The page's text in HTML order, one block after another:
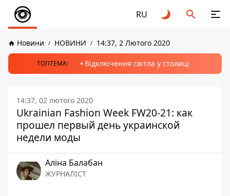
RU
Новини НОВИНИ 14:37, 2 Лютого 2020
ТОПТЕМА: Відключення світла у столиці
14:37, 02 лютого 2020
Ukrainian Fashion Week FW20-21: как
прошел первый день украинской
недели моды
Аліна Балабан
ЖУРНАЛІСТ